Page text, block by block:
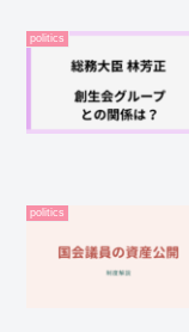
politics
politics